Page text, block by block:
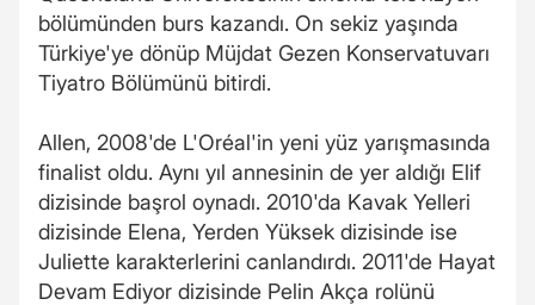
bölümünden burs kazandı. On sekiz yaşında
Türkiye'ye dönüp Müjdat Gezen Konservatuvarı
Tiyatro Bölümünü bitirdi.
Allen, 2008'de L'Oréal'in yeni yüz yarışmasında
finalist oldu. Aynı yıl annesinin de yer aldığı Elif
dizisinde başrol oynadı. 2010'da Kavak Yelleri
dizisinde Elena, Yerden Yüksek dizisinde ise
Juliette karakterlerini canlandırdı. 2011'de Hayat
Devam Ediyor dizisinde Pelin Akça rolünü